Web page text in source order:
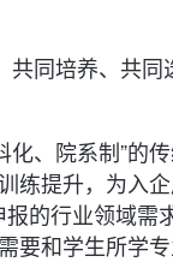
同培养、共同
化、院系制”的
练提升，为入
的行业领域需
要和学生所学